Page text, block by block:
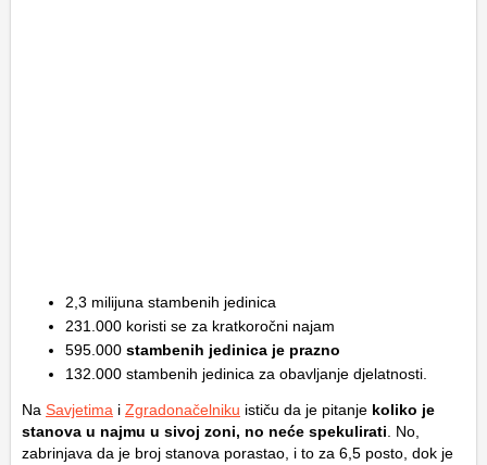
2,3 milijuna stambenih jedinica
231.000 koristi se za kratkoročni najam
595.000 stambenih jedinica je prazno
132.000 stambenih jedinica za obavljanje djelatnosti.
Na Savjetima i Zgradonačelniku ističu da je pitanje koliko je
stanova u najmu u sivoj zoni, no neće spekulirati . No,
zabrinjava da je broj stanova porastao, i to za 6,5 posto, dok je